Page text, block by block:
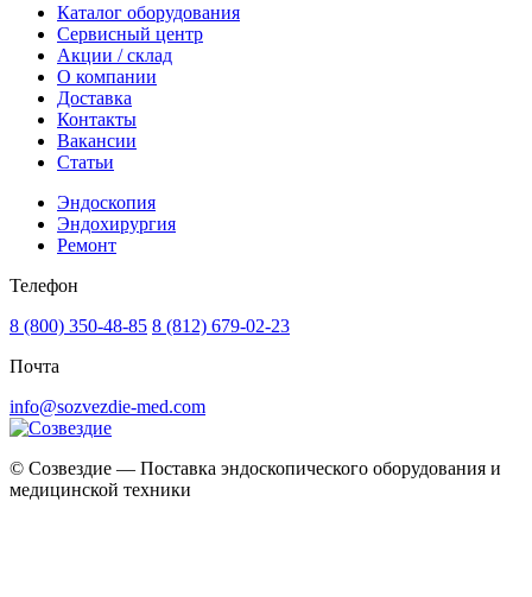
Каталог оборудования
Сервисный центр
Акции / склад
О компании
Доставка
Контакты
Вакансии
Статьи
Эндоскопия
Эндохирургия
Ремонт
Телефон
8 (800) 350-48-85 8 (812) 679-02-23
Почта
info@sozvezdie-med.com
© Созвездие — Поставка эндоскопического оборудования и
медицинской техники